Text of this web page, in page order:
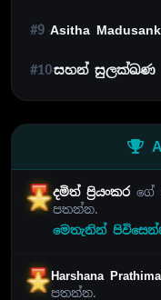
#9 Asitha
#10සහන් සුලක්ඛණ
දමිත් ප්‍රියංකරගේ
පතන්න.
මෙතැනින්
Harshana
පතන්න.